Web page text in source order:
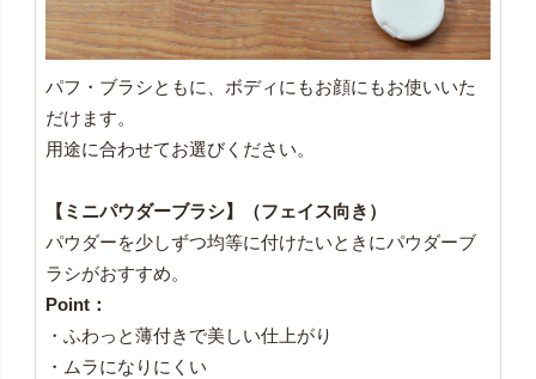
パフ・ブラシともに、ボディにもお顔にもお使いいた
だけます。
用途に合わせてお選びください。
【ミニパウダーブラシ】（フェイス向き）
パウダーを少しずつ均等に付けたいときにパウダーブ
ラシがおすすめ。
Point：
・ふわっと薄付きで美しい仕上がり
・ムラになりにくい